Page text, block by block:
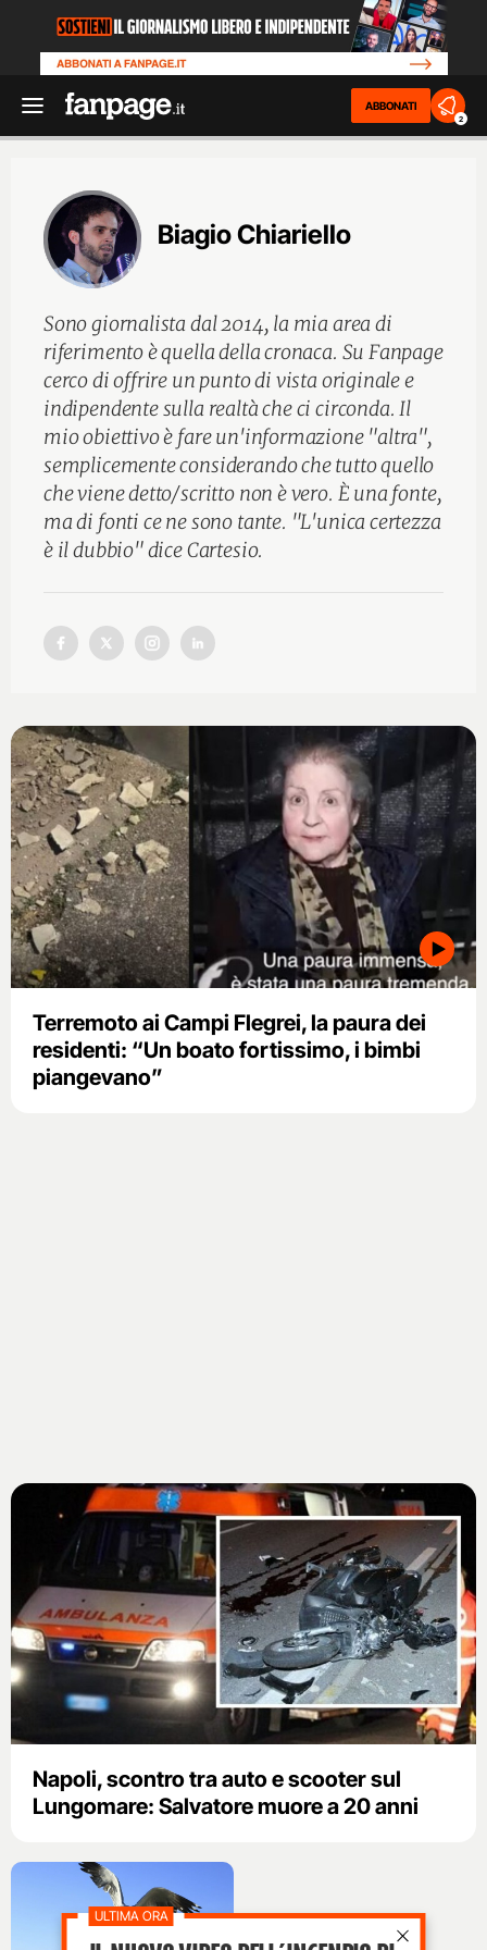
ABBONATI
2
Biagio Chiariello
Sono giornalista dal 2014, la mia area di
riferimento è quella della cronaca. Su Fanpage
cerco di offrire un punto di vista originale e
indipendente sulla realtà che ci circonda. Il
mio obiettivo è fare un'informazione "altra",
semplicemente considerando che tutto quello
che viene detto/scritto non è vero. È una fonte,
ma di fonti ce ne sono tante. "L'unica certezza
è il dubbio" dice Cartesio.
Terremoto ai Campi Flegrei, la paura dei
residenti: “Un boato fortissimo, i bimbi
piangevano”
Napoli, scontro tra auto e scooter sul
Lungomare: Salvatore muore a 20 anni